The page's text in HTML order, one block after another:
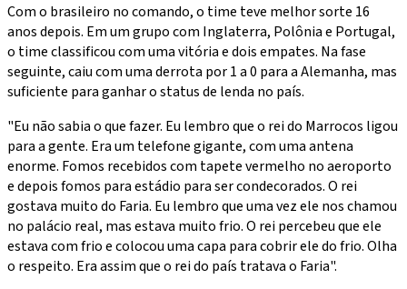
Com o brasileiro no comando, o time teve melhor sorte 16
anos depois. Em um grupo com Inglaterra, Polônia e Portugal,
o time classificou com uma vitória e dois empates. Na fase
seguinte, caiu com uma derrota por 1 a 0 para a Alemanha, mas
suficiente para ganhar o status de lenda no país.
"Eu não sabia o que fazer. Eu lembro que o rei do Marrocos ligou
para a gente. Era um telefone gigante, com uma antena
enorme. Fomos recebidos com tapete vermelho no aeroporto
e depois fomos para estádio para ser condecorados. O rei
gostava muito do Faria. Eu lembro que uma vez ele nos chamou
no palácio real, mas estava muito frio. O rei percebeu que ele
estava com frio e colocou uma capa para cobrir ele do frio. Olha
o respeito. Era assim que o rei do país tratava o Faria".